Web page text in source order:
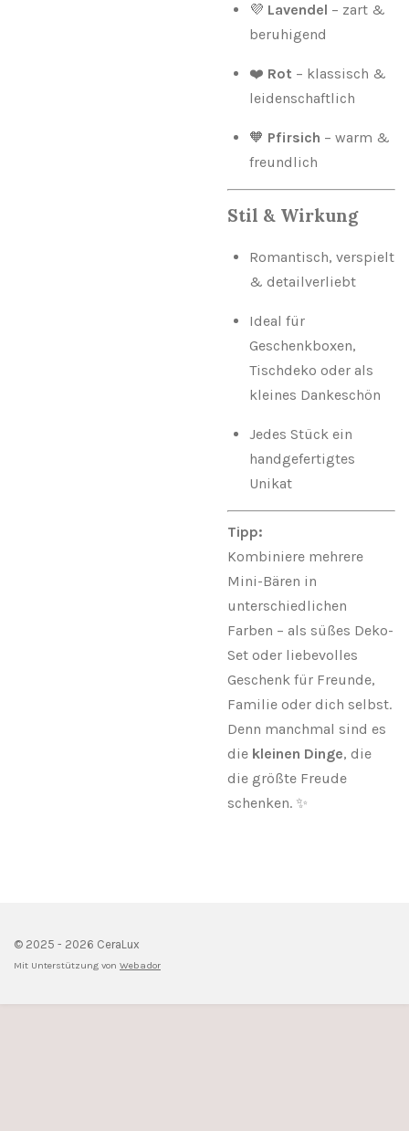
💜 Lavendel – zart &
beruhigend
❤️ Rot – klassisch &
leidenschaftlich
🧡 Pfirsich – warm &
freundlich
Stil & Wirkung
Romantisch, verspielt
& detailverliebt
Ideal für
Geschenkboxen,
Tischdeko oder als
kleines Dankeschön
Jedes Stück ein
handgefertigtes
Unikat
Tipp:
Kombiniere mehrere
Mini-Bären in
unterschiedlichen
Farben – als süßes Deko-
Set oder liebevolles
Geschenk für Freunde,
Familie oder dich selbst.
Denn manchmal sind es
die kleinen Dinge, die
die größte Freude
schenken. ✨
© 2025 - 2026 CeraLux
Mit Unterstützung von Webador